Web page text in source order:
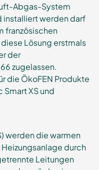
Abgas-System
installiert werden darf
französischen
Lösung erstmals
der
zugelassen.
die ÖkoFEN Produkte
XS und
werden die warmen
durch
Leitungen